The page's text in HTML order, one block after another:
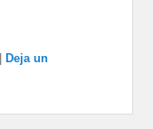
Deja un